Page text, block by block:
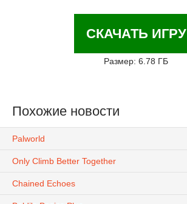
СКАЧАТЬ ИГРУ
Размер: 6.78 ГБ
Похожие новости
Palworld
Only Climb Better Together
Chained Echoes